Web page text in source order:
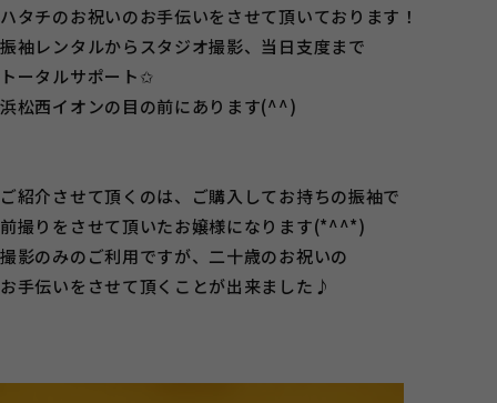
ハタチのお祝いのお手伝いをさせて頂いております！
振袖レンタルからスタジオ撮影、当日支度まで
トータルサポート✩
浜松西イオンの目の前にあります(^^)
ご紹介させて頂くのは、ご購入してお持ちの振袖で
前撮りをさせて頂いたお嬢様になります(*^^*)
撮影のみのご利用ですが、二十歳のお祝いの
お手伝いをさせて頂くことが出来ました♪